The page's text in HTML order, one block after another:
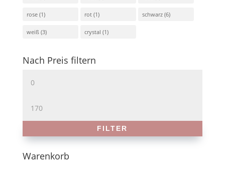
rose (1) rot (1) schwarz (6)
weiß (3) crystal (1)
Nach Preis filtern
Preis
Preis
FILTER
Warenkorb